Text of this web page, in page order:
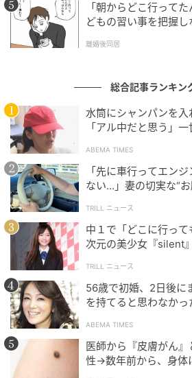
ず。
Getty Images
ジェシー・バックリー（左）やゼ
り入れているトリクシーカットの
続いているよう。フェミニンなピ
ートボブを掛け合わせたこのスタ
「朝からどこ行って
どもの習い事を把握し
離婚後同居
総合記事ランキン
水筒にシャンパンを
「アル中だと思う」
ABEMA TIMES
「先に車行ってエン
ない…」妻の切実な“
TRILL ニュース
中１で「どこに行っ
次元の美少女『silent
TRILL ニュース
56歳で初婚、2日後に
を持てると思わなか
ABEMA TIMES
医師から『皮膚がん
性→数年前から、身体